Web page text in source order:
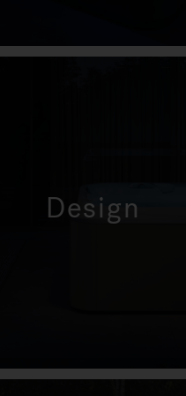
Design